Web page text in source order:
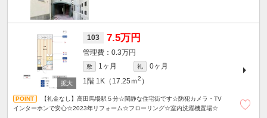
103 7.5万円
0.3万円
敷 1ヶ月 礼
0ヶ月
1階 1K（17.25ｍ2 ）
【礼金なし】高田馬場駅５分☆閑静な住宅街です☆防犯カメラ・TV
インターホンで安心☆2023年リフォーム☆フローリング☆室内洗濯機置場☆